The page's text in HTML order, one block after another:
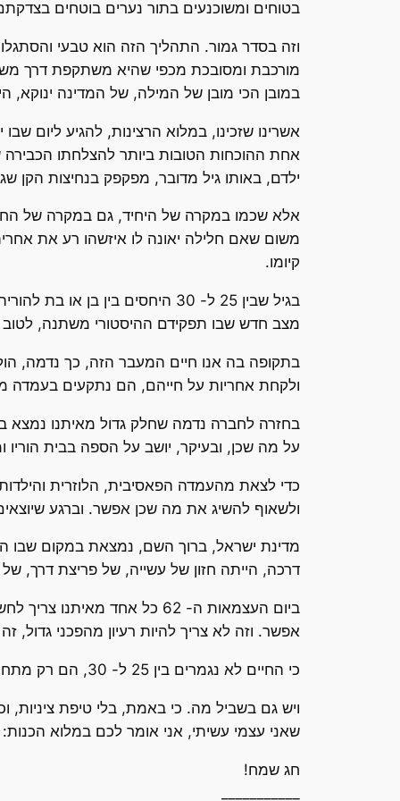
בטוחים ומשוכנעים בתור נערים בוטחים
וזה בסדר גמור. התהליך הזה הוא טבעי
מורכבת ומסובכת מכפי שהיא משתקפת דרך
במובן הכי מובן של המילה, של המדינה ינוקא,
אשרינו שזכינו, במלוא הרצינות, להגיע ליום
אחת ההוכחות הטובות ביותר להצלחתו
ילדם, באותו גיל מדובר, מפקפק בנחיצות הקן
אלא שכמו במקרה של היחיד, גם במקרה של
משום שאם חלילה יאונה לו איזשהו רע את
קיומו.
בגיל שבין 25 ל- 30 היחסים
מצב חדש שבו תפקידם ההיסטורי משתנה, לטוב
ולקחת אחריות על חייהם, הם נתקעים בעמדה
בחזרה לחברה נדמה שחלק גדול מאיתנו נמצא
על מה שכן, ובעיקר, יושב על הספה בבית הוריו ומרחם על עצמו. או בישראל מודל
כדי לצאת מהעמדה הפאסיבית, הלוזרית
ולשאוף להשיג את מה שכן אפשר. וברגע
מדינת ישראל, ברוך השם, נמצאת במקום שבו
דרכה, הייתה חזון של עשייה, של פריצת דרך,
ביום העצמאות ה- 62 כל אחד
אפשר. וזה לא צריך להיות רעיון מהפכני
כי החיים לא נגמרים בין 25 ל- 30, הם רק מתחילים. ולמרות שעשינו לא רע בכלל עד עכשיו יש לנו עוד הרבה מה לעשות פה.
ויש גם בשביל מה. כי באמת, בלי טיפת
שאני עצמי עשיתי, אני אומר לכם במלוא
חג שמח!